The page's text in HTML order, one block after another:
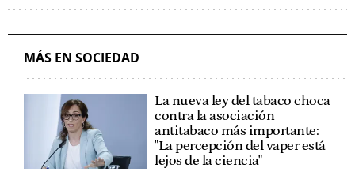
MÁS EN SOCIEDAD
La nueva ley del tabaco choca
contra la asociación
antitabaco más importante:
"La percepción del vaper está
lejos de la ciencia"